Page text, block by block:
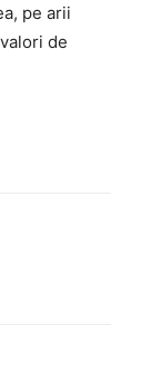
pe arii
de